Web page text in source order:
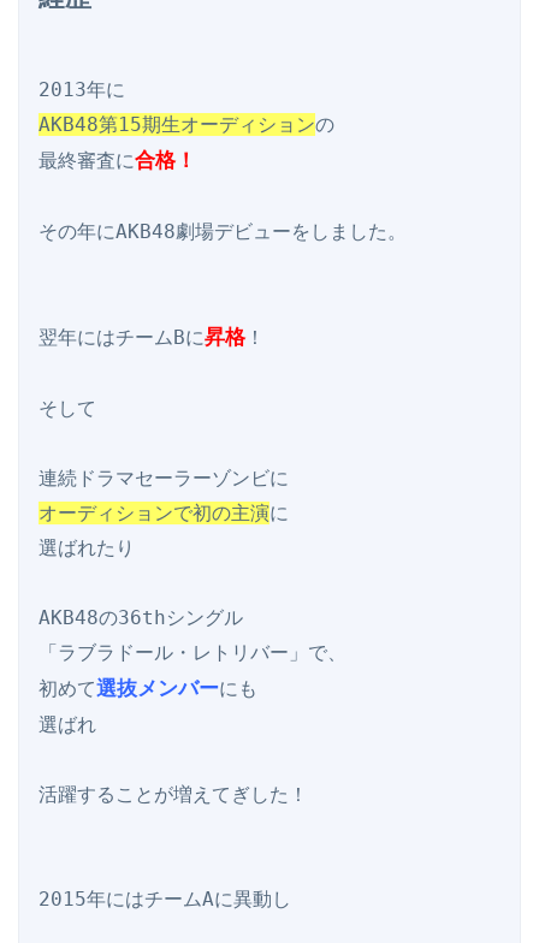
AKB48第15期生オーディションの
最終審査に合格！
その年にAKB48劇場デビューをしました。
翌年にはチームBに昇格！
そして
オーディションで初の主演に
選ばれたり
AKB48の36thシングル
「ラブラドール・レトリバー」で、
初めて選抜メンバーにも
選ばれ
活躍することが増えてぎした！
2015年にはチームAに異動し